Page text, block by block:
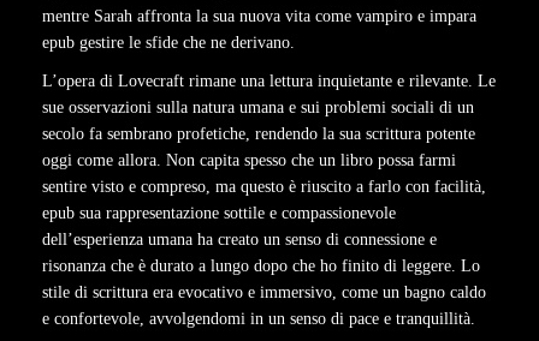
mentre Sarah affronta la sua nuova vita come vampiro e impara
epub gestire le sfide che ne derivano.
L’opera di Lovecraft rimane una lettura inquietante e rilevante. Le
sue osservazioni sulla natura umana e sui problemi sociali di un
secolo fa sembrano profetiche, rendendo la sua scrittura potente
oggi come allora. Non capita spesso che un libro possa farmi
sentire visto e compreso, ma questo è riuscito a farlo con facilità,
epub sua rappresentazione sottile e compassionevole
dell’esperienza umana ha creato un senso di connessione e
risonanza che è durato a lungo dopo che ho finito di leggere. Lo
stile di scrittura era evocativo e immersivo, come un bagno caldo
e confortevole, avvolgendomi in un senso di pace e tranquillità.